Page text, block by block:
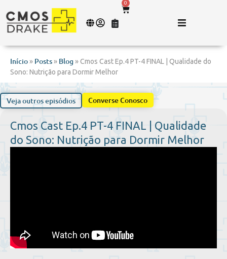
0
Início» Posts» Blog»Cmos Cast Ep.4 PT-4 FINAL | Qualidade do
Sono: Nutrição para Dormir Melhor
Veja outros episódios Converse Conosco
Cmos Cast Ep.4 PT-4 FINAL | Qualidade
do Sono: Nutrição para Dormir Melhor